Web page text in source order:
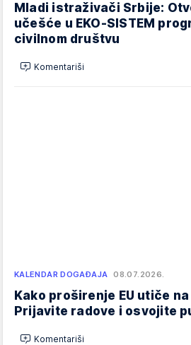
Mladi istraživači Srbije:
učešće u EKO-SISTEM
civilnom društvu
Komentariši
KALENDAR DOGAĐAJA 08.07.2026.
Kako proširenje EU utiče
Prijavite radove i osvojite
Komentariši